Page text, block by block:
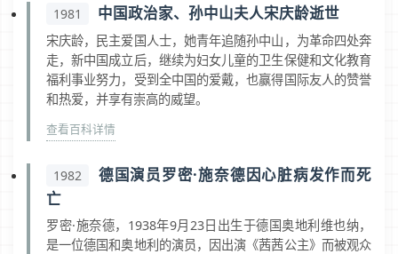
1981 中国政治家、孙中山夫人宋庆龄逝世
宋庆龄，民主爱国人士，她青年追随孙中山，为革命四处奔
走，新中国成立后，继续为妇女儿童的卫生保健和文化教育
福利事业努力，受到全中国的爱戴，也赢得国际友人的赞誉
和热爱，并享有崇高的威望。
查看百科详情
1982
德国演员罗密·施奈德因心脏病发作而死
亡
罗密·施奈德，1938年9月23日出生于德国奥地利维也纳，
是一位德国和奥地利的演员，因出演《茜茜公主》而被观众